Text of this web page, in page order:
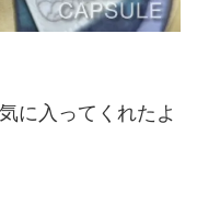
に入ってくれたよ